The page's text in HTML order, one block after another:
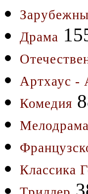
Драма
Артхаус -
Комедия
Мелодрама
Классика